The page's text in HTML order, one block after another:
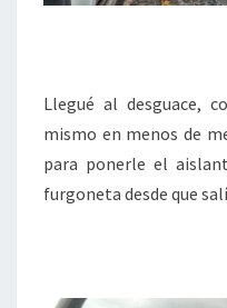
Llegué al desguace,
mismo en menos de
para ponerle el
furgoneta desde que